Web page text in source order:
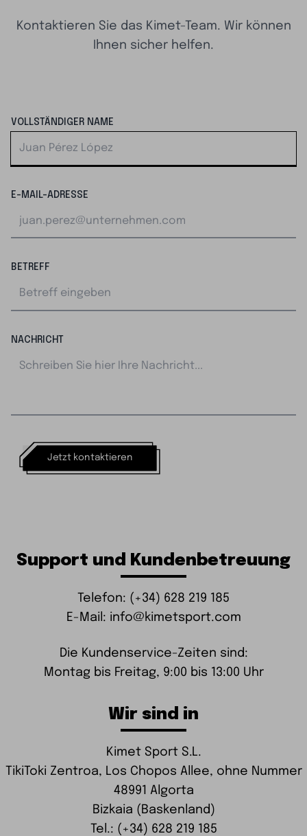
Kontaktieren Sie das Kimet-Team. Wir können
Ihnen sicher helfen.
VOLLSTÄNDIGER NAME
E-MAIL-ADRESSE
BETREFF
NACHRICHT
Jetzt kontaktieren
Support und Kundenbetreuung
Telefon: (+34) 628 219 185
E-Mail: info@kimetsport.com
Die Kundenservice-Zeiten sind:
Montag bis Freitag, 9:00 bis 13:00 Uhr
Wir sind in
Kimet Sport S.L.
TikiToki Zentroa, Los Chopos Allee, ohne Nummer
48991 Algorta
Bizkaia (Baskenland)
Tel.: (+34) 628 219 185